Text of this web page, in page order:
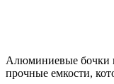
Алюминиевые бочки
прочные емкости,